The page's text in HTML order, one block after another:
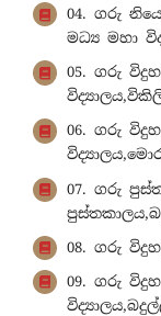
04. ගරු
මධ්‍ය මහා
05. ගරු
06. ගරු
07. ගරු
08. ගරු
09. ගරු